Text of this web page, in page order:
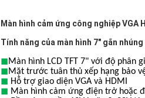
Màn hình cảm ứng công nghiệp
Tính năng của màn hình 7" gắn nhúng
◼Màn hình LCD TFT 7" với độ phân
◼Mặt trước tuân thủ xếp hạng bảo
◼ Hỗ trợ giao diện VGA và HDMI
◼ Màn hình cảm ứng điện trở hoặc